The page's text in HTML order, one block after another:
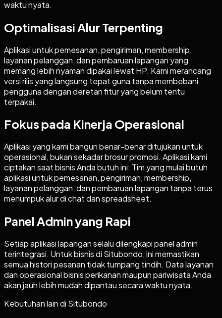
waktu nyata.
Optimalisasi Alur Terpenting
Aplikasi untuk pemesanan, pengiriman, membership,
layanan pelanggan, dan pembaruan lapangan yang
memang lebih nyaman dipakai lewat HP. Kami merancang
versi rilis yang langsung tepat guna tanpa membebani
pengguna dengan deretan fitur yang belum tentu
terpakai.
Fokus pada Kinerja Operasional
Aplikasi yang kami bangun benar-benar ditujukan untuk
operasional, bukan sekadar brosur promosi. Aplikasi kami
ciptakan saat bisnis Anda butuh ini: Tim yang mulai butuh
aplikasi untuk pemesanan, pengiriman, membership,
layanan pelanggan, dan pembaruan lapangan tanpa terus
menumpuk alur di chat dan spreadsheet.
Panel Admin yang Rapi
Setiap aplikasi lapangan selalu dilengkapi panel admin
terintegrasi. Untuk bisnis di Situbondo, ini memastikan
semua histori pesanan tidak tumpang tindih. Data layanan
dan operasional bisnis perikanan maupun pariwisata Anda
akan jauh lebih mudah dipantau secara waktu nyata.
Kebutuhan lain di Situbondo